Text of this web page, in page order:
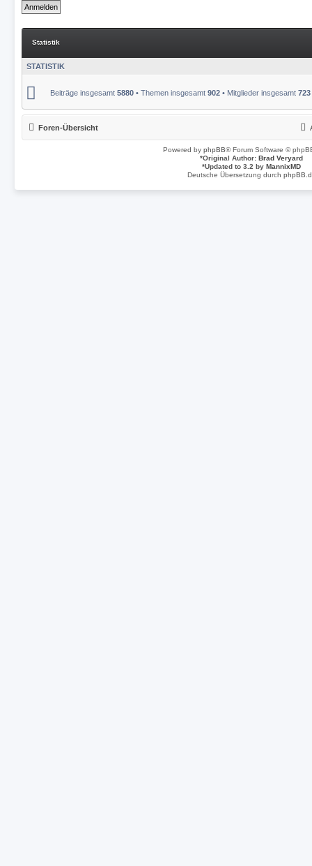
Statistik
STATISTIK
Beiträge insgesamt 5880 • Themen insgesamt 902 • Mitglieder insgesamt 723
Foren-Übersicht
Powered by phpBB® Forum Software ©
*Original Author: Brad Veryard
*Updated to 3.2 by MannixMD
Deutsche Übersetzung durch